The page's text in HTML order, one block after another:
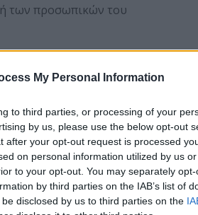
My Personal Information
to third parties, or processing of your
by us, please use the below opt-out
after your opt-out request is processed
on personal information utilized by us
to your opt-out. You may separately
by third parties on the IAB’s list of
disclosed by us to third parties on the
των προσωπικών του
μία νέα μέθοδος για να
τον πιθανό κίνδυνο.
λογισμικού που
αποκαλύπτοντας έναν
Παρά το γεγονός ότι το
εργαζομένων
. Το ανησυχητικό
του λογισμικού που
Το65%τωνIT managers